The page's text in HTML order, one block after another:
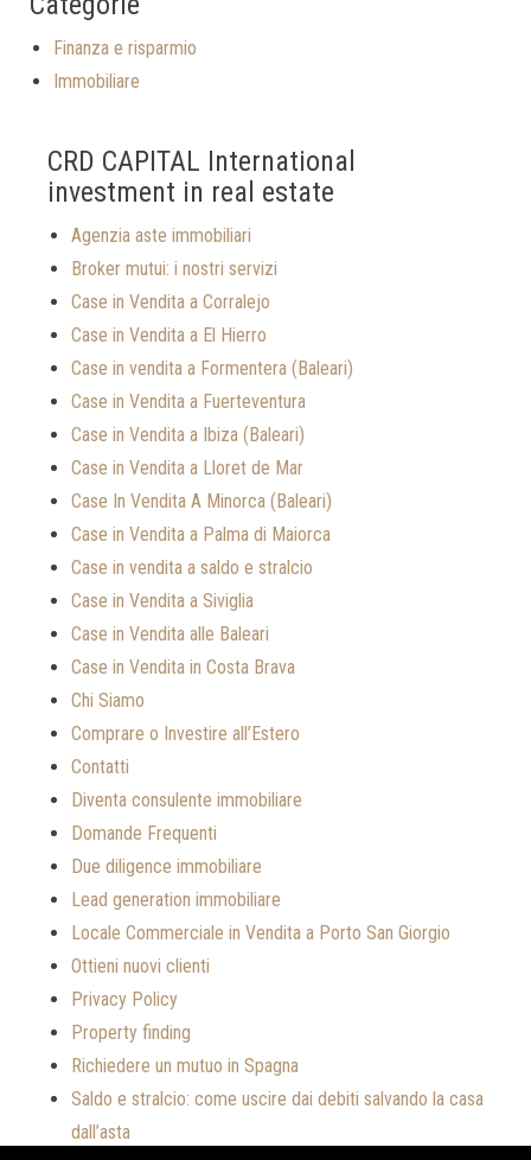
Finanza e risparmio
Immobiliare
CRD CAPITAL International
investment in real estate
Agenzia aste immobiliari
Broker mutui: i nostri servizi
Case in Vendita a Corralejo
Case in Vendita a El Hierro
Case in vendita a Formentera (Baleari)
Case in Vendita a Fuerteventura
Case in Vendita a Ibiza (Baleari)
Case in Vendita a Lloret de Mar
Case In Vendita A Minorca (Baleari)
Case in Vendita a Palma di Maiorca
Case in vendita a saldo e stralcio
Case in Vendita a Siviglia
Case in Vendita alle Baleari
Case in Vendita in Costa Brava
Chi Siamo
Comprare o Investire all’Estero
Contatti
Diventa consulente immobiliare
Domande Frequenti
Due diligence immobiliare
Lead generation immobiliare
Locale Commerciale in Vendita a Porto San Giorgio
Ottieni nuovi clienti
Privacy Policy
Property finding
Richiedere un mutuo in Spagna
Saldo e stralcio: come uscire dai debiti salvando la casa
dall’asta